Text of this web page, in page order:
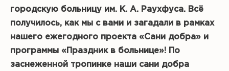
городскую больницу им. К. А. Раухфуса. Всё
получилось, как мы с вами и загадали в рамках
нашего ежегодного проекта «Сани добра» и
программы «Праздник в больнице»! По
заснеженной тропинке наши сани добра